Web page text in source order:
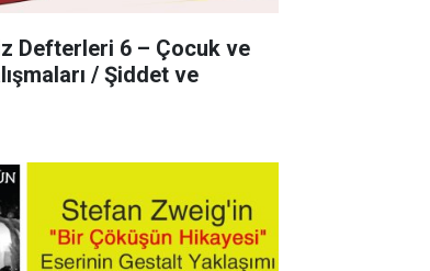
Defterleri 6 – Çocuk ve
/ Şiddet ve